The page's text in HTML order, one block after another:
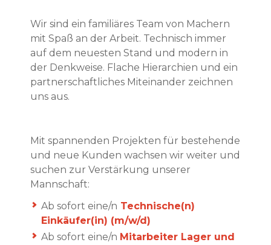
Wir sind ein familiäres Team von Machern
mit Spaß an der Arbeit. Technisch immer
auf dem neuesten Stand und modern in
der Denkweise. Flache Hierarchien und ein
partnerschaftliches Miteinander zeichnen
uns aus.
Mit spannenden Projekten für bestehende
und neue Kunden wachsen wir weiter und
suchen zur Verstärkung unserer
Mannschaft:
Ab sofort eine/n Technische(n)
Einkäufer(in) (m/w/d)
Ab sofort eine/n Mitarbeiter Lager und